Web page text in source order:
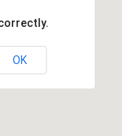
OK